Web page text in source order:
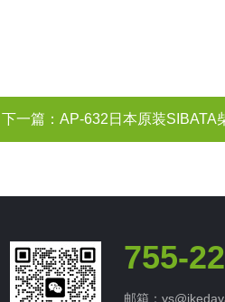
下一篇： AP-632日本原装SIBATA
755-
邮箱：